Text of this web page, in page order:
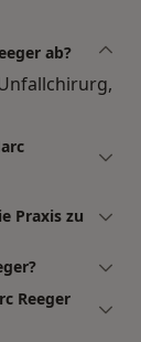
ab?
Praxis zu
Reeger